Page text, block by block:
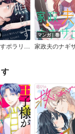
夜を照らすポラリス～なくした記憶と恋の行方～【単行本版】
マンガ｜巻